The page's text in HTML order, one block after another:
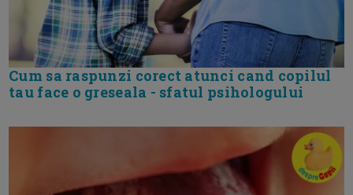
Cum sa raspunzi corect atunci cand copilul
tau face o greseala - sfatul psihologului